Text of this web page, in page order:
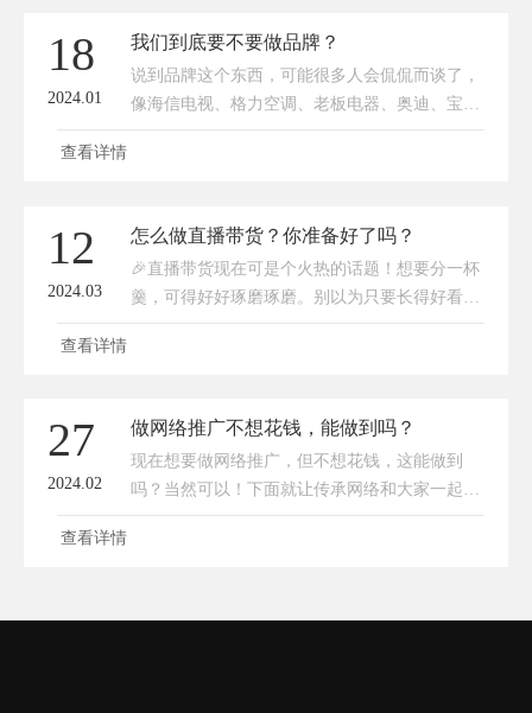
中招了吗？首先，网站还是10年前的样式，整体
的形象和企业的发展完全不匹配，打开网站以后
就像一个小作坊，影响客户对公司的形象。这种
18
2024.01
我们到底要不要做品牌？
说到品牌这个东西，可能很多人会侃侃而谈了，
像海信电视、格力空调、老板电器、奥迪、宝马
等等。这些品牌相信小孩子都知道了，毕竟也是
呢？是的，现在做品牌确实挺难的，因为这些品
牌从我们的祖辈，再到现在的我们每天都会讨论
一二。那是不是代表不用做品牌了呢？我觉得这
查看详情
12
2024.03
怎么做直播带货？你准备好了吗？
🎉直播带货现在可是个火热的话题！想要分一杯
羹，可得好好琢磨琢磨。别以为只要长得好看、
能说会道就能轻松带货，这里面可是有不少门道
就得选那些年轻人聚集的平台；如果是卖家居用
品的，那家庭主妇们常去的地方可能更适合你。
🌐🎬其次，直播内容得吸引人。别一股脑儿介绍
查看详情
27
2024.02
做网络推广不想花钱，能做到吗？
现在想要做网络推广，但不想花钱，这能做到
吗？当然可以！下面就让传承网络和大家一起探
讨如何不花一分钱也能在网络上大放异彩。首
查看详情